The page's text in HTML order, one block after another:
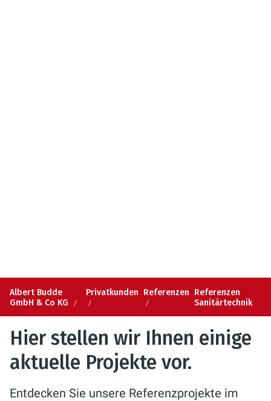
Albert Budde
GmbH & Co KG
Privatkunden Referenzen Referenzen
Sanitärtechnik
Hier stellen wir Ihnen einige
aktuelle Projekte vor.
Entdecken Sie unsere Referenzprojekte im